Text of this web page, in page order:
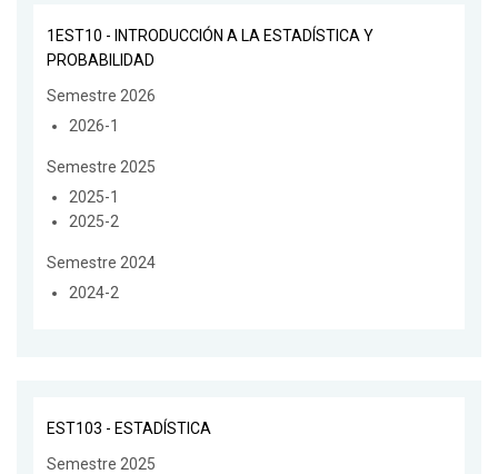
1EST10 - INTRODUCCIÓN A LA ESTADÍSTICA Y
PROBABILIDAD
Semestre 2026
2026-1
Semestre 2025
2025-1
2025-2
Semestre 2024
2024-2
EST103 - ESTADÍSTICA
Semestre 2025